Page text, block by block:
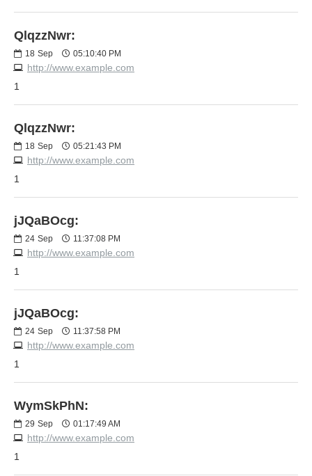
QlqzzNwr:
18 Sep 05:10:40 PM
http://www.example.com
1
QlqzzNwr:
18 Sep 05:21:43 PM
http://www.example.com
1
jJQaBOcg:
24 Sep 11:37:08 PM
http://www.example.com
1
jJQaBOcg:
24 Sep 11:37:58 PM
http://www.example.com
1
WymSkPhN:
29 Sep 01:17:49 AM
http://www.example.com
1